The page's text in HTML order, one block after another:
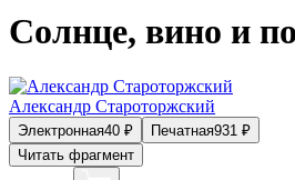
Солнце, вино и
Александр Староторжский
Электронная40 ₽ Печатная931 ₽
Читать фрагмент